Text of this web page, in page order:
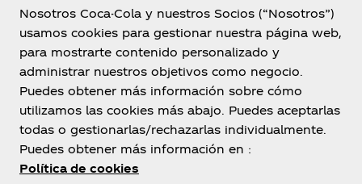
México
Sobre nosotros
Nosotros Coca-Cola y nuestros Socios (“Nosotros”)
usamos cookies para gestionar nuestra página web,
para mostrarte contenido personalizado y
administrar nuestros objetivos como negocio.
Puedes obtener más información sobre cómo
utilizamos las cookies más abajo. Puedes aceptarlas
todas o gestionarlas/rechazarlas individualmente.
Puedes obtener más información en :
Política de cookies